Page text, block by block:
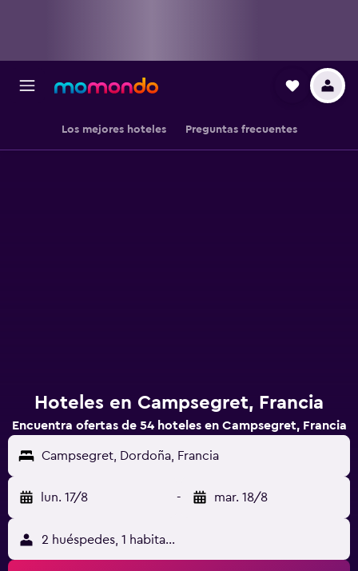
Los mejores hoteles Preguntas frecuentes
Hoteles en Campsegret, Francia
Encuentra ofertas de 54 hoteles en Campsegret, Francia
Campsegret, Dordoña, Francia
lun. 17/8 - mar. 18/8
2 huéspedes, 1 habitación